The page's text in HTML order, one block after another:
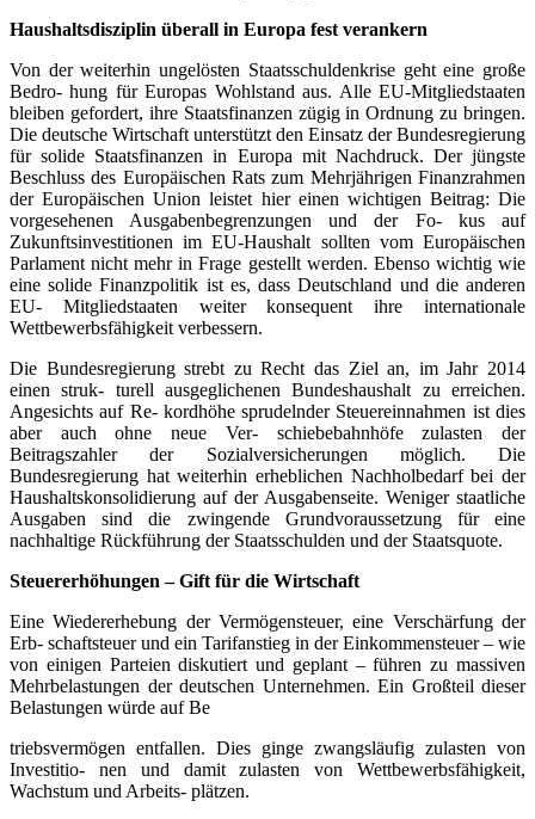
Haushaltsdisziplin überall in Europa fest verankern
Von der weiterhin ungelösten Staatsschuldenkrise geht eine große
Bedro- hung für Europas Wohlstand aus. Alle EU-Mitgliedstaaten
bleiben gefordert, ihre Staatsfinanzen zügig in Ordnung zu bringen.
Die deutsche Wirtschaft unterstützt den Einsatz der Bundesregierung
für solide Staatsfinanzen in Europa mit Nachdruck. Der jüngste
Beschluss des Europäischen Rats zum Mehrjährigen Finanzrahmen
der Europäischen Union leistet hier einen wichtigen Beitrag: Die
vorgesehenen Ausgabenbegrenzungen und der Fo- kus auf
Zukunftsinvestitionen im EU-Haushalt sollten vom Europäischen
Parlament nicht mehr in Frage gestellt werden. Ebenso wichtig wie
eine solide Finanzpolitik ist es, dass Deutschland und die anderen
EU- Mitgliedstaaten weiter konsequent ihre internationale
Wettbewerbsfähigkeit verbessern.
Die Bundesregierung strebt zu Recht das Ziel an, im Jahr 2014
einen struk- turell ausgeglichenen Bundeshaushalt zu erreichen.
Angesichts auf Re- kordhöhe sprudelnder Steuereinnahmen ist dies
aber auch ohne neue Ver- schiebebahnhöfe zulasten der
Beitragszahler der Sozialversicherungen möglich. Die
Bundesregierung hat weiterhin erheblichen Nachholbedarf bei der
Haushaltskonsolidierung auf der Ausgabenseite. Weniger staatliche
Ausgaben sind die zwingende Grundvoraussetzung für eine
nachhaltige Rückführung der Staatsschulden und der Staatsquote.
Steuererhöhungen – Gift für die Wirtschaft
Eine Wiedererhebung der Vermögensteuer, eine Verschärfung der
Erb- schaftsteuer und ein Tarifanstieg in der Einkommensteuer – wie
von einigen Parteien diskutiert und geplant – führen zu massiven
Mehrbelastungen der deutschen Unternehmen. Ein Großteil dieser
Belastungen würde auf Be
triebsvermögen entfallen. Dies ginge zwangsläufig zulasten von
Investitio- nen und damit zulasten von Wettbewerbsfähigkeit,
Wachstum und Arbeits- plätzen.